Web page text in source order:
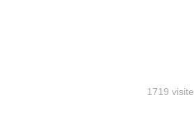
1719 visite